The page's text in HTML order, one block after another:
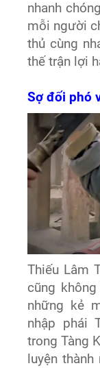
nhanh
mỗi người
thủ cùng
thế trận lợi
Sợ đối phó
Thiếu Lâm
cũng
những kẻ
nhập phái
trong Tàng
luyện